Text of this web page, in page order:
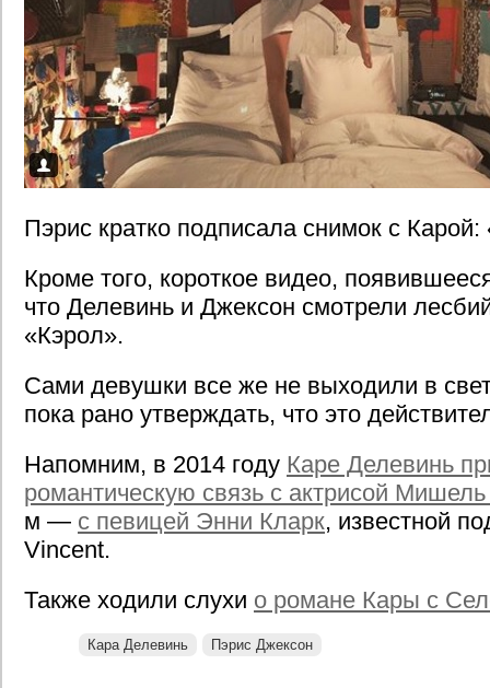
Пэрис кратко подписала снимок с Карой:
Кроме того, короткое видео,
что Делевинь и Джексон смотрели
«Кэрол».
Сами девушки все же не выходили в
пока рано утверждать, что это
Напомним, в 2014 году Каре Делевинь
романтическую связь с актрисой
м — с певицей Энни Кларк, известной
Vincent.
Также ходили слухи о романе Кары с
Кара Делевинь Пэрис Джексон